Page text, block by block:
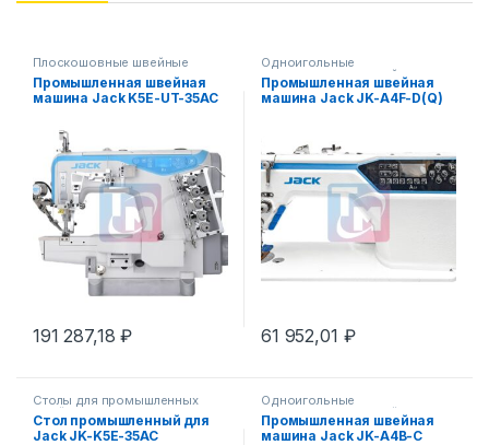
Плоскошовные швейные
машины
Промышленная швейная
машина Jack K5E-UT-35AC
191 287,18₽
Одноигольные
прямострочные швейные
машины
Промышленная швейная
машина Jack JK-A4F-D(Q)
61 952,01 ₽
Столы для промышленных
швейных машин
Стол промышленный для
Jack JK-K5Е-35АС
Одноигольные
прямострочные швейные
машины
Промышленная швейная
машина Jack JK-A4B-C